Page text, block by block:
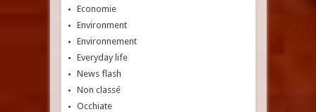
Economie
Environment
Environnement
Everyday life
News flash
Non classé
Occhiate